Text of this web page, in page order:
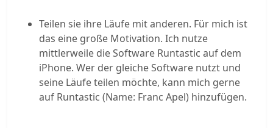
Teilen sie ihre Läufe mit anderen. Für mich ist
das eine große Motivation. Ich nutze
mittlerweile die Software Runtastic auf dem
iPhone. Wer der gleiche Software nutzt und
seine Läufe teilen möchte, kann mich gerne
auf Runtastic (Name: Franc Apel) hinzufügen.